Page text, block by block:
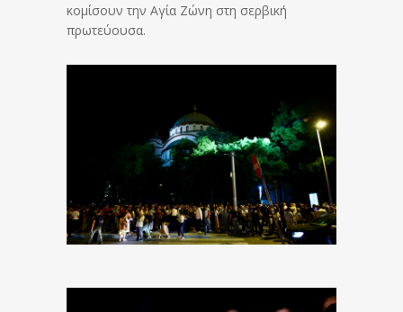
κομίσουν την Αγία Ζώνη στη σερβική
πρωτεύουσα.